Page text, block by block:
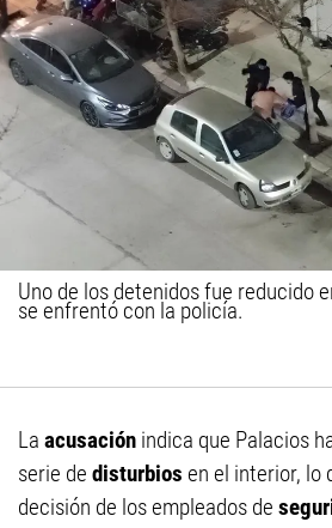
Uno de los detenidos fue reducido
se enfrentó con la policía.
La acusación indica que Palacios
serie de disturbios en el interior, lo
decisión de los empleados de